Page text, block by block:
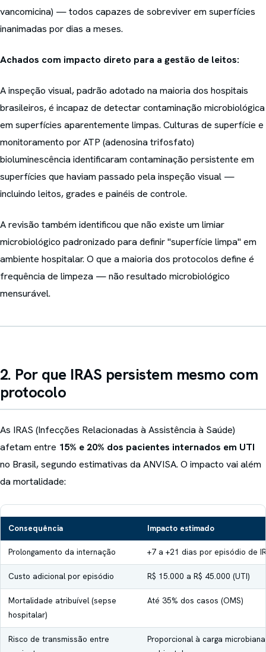
vancomicina) — todos capazes de sobreviver em superfícies
inanimadas por dias a meses.
Achados com impacto direto para a gestão de leitos:
A inspeção visual, padrão adotado na maioria dos hospitais
brasileiros, é incapaz de detectar contaminação microbiológica
em superfícies aparentemente limpas. Culturas de superfície e
monitoramento por ATP (adenosina trifosfato)
bioluminescência identificaram contaminação persistente em
superfícies que haviam passado pela inspeção visual —
incluindo leitos, grades e painéis de controle.
A revisão também identificou que não existe um limiar
microbiológico padronizado para definir "superfície limpa" em
ambiente hospitalar. O que a maioria dos protocolos define é
frequência de limpeza — não resultado microbiológico
mensurável.
2. Por que IRAS persistem mesmo com
protocolo
As IRAS (Infecções Relacionadas à Assistência à Saúde)
afetam entre 15% e 20% dos pacientes internados em UTI
no Brasil, segundo estimativas da ANVISA. O impacto vai além
da mortalidade:
Consequência Impacto estimado
Prolongamento da internação +7 a +21 dias por episódio de
Custo adicional por episódio R$ 15.000 a R$ 45.000 (UTI)
Mortalidade atribuível (sepse
hospitalar)
Até 35% dos casos (OMS)
Risco de transmissão entre
Proporcional à carga microbiana